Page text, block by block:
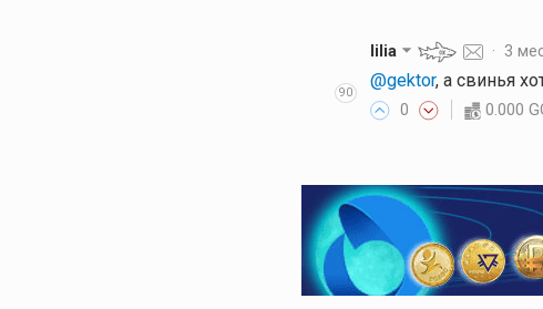
90
lilia · 3
@gektor, а свинья
0 0.000